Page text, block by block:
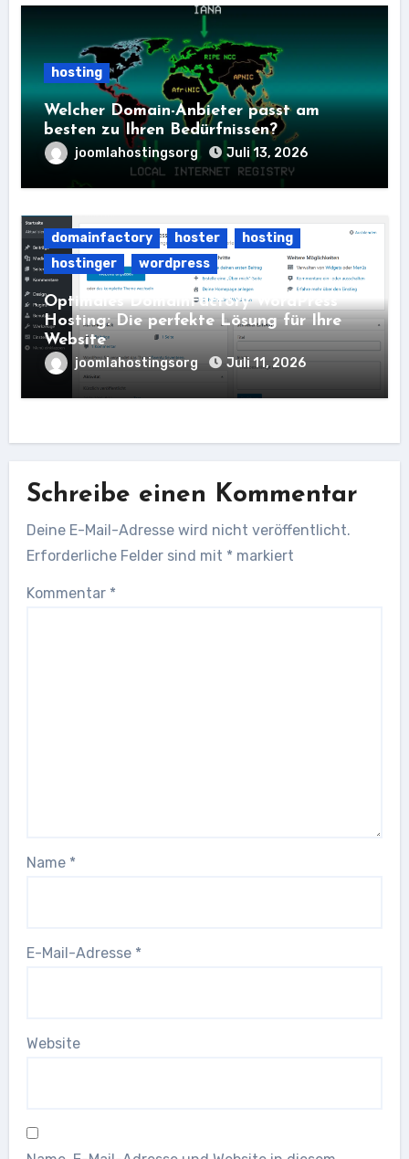
hosting
Welcher Domain-Anbieter passt am
besten zu Ihren Bedürfnissen?
joomlahostingsorg Juli 13, 2026
domainfactory hoster
hosting
hostinger
wordpress
Optimales DomainFactory WordPress
Hosting: Die perfekte Lösung für Ihre
Website
joomlahostingsorg Juli 11, 2026
Schreibe einen Kommentar
Deine E-Mail-Adresse wird nicht veröffentlicht.
Erforderliche Felder sind mit * markiert
Kommentar *
Name *
E-Mail-Adresse *
Website